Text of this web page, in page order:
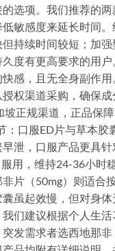
选项。我们推荐的
敏感度来延长时间
持续时间较短；加
度有更高要求的用
感，且无全身副作
权渠道采购，确保成
坡正规渠道，正品保
：口服ED片与草本胶
泄，口服产品更具
服用，维持24-36小时
片（50mg）则适合
虽起效慢，但对身
们建议根据个人生
发需求者选西地那